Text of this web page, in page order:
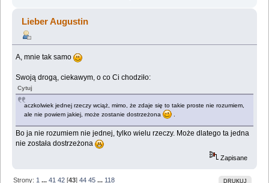
Lieber Augustin
A, mnie tak samo
Swoją drogą, ciekawym, o co Ci chodziło:
Cytuj
aczkolwiek jednej rzeczy wciąż, mimo, że zdaje się to takie proste nie rozumiem,
ale nie powiem jakiej, może zostanie dostrzeżona
Bo ja nie rozumiem nie jednej, tylko wielu rzeczy. Może dlatego ta jedna
nie została dostrzeżona
Zapisane
DRUKUJ
Strony: 1 ...41 42 [43]44 45 ... 118